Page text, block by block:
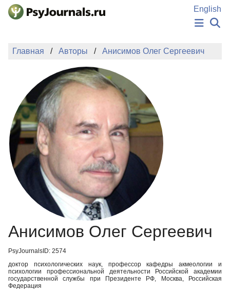
Перейти к основному содержанию
English
НОВОСТИ
АВТОРЫ
ПОДАТЬ РУКОПИСЬ
БАЗА ЗНАНИЙ
КЛЮЧЕВЫЕ СЛОВА
Регистрация
Главная Авторы Анисимов Олег Сергеевич
Анисимов Олег Сергеевич
PsyJournalsID: 2574
доктор психологических наук, профессор кафедры акмеологии и
психологии профессиональной деятельности Российской академии
государственной службы при Президенте РФ, Москва, Российская
Федерация